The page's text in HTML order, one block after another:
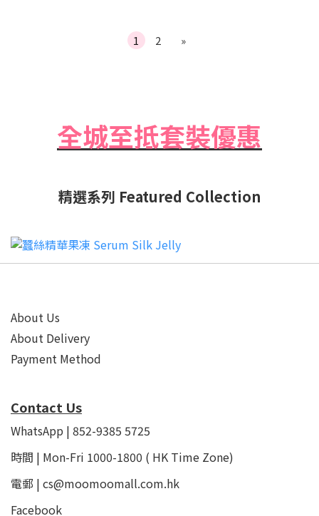
1 2 »
全城至抵套裝優惠
精選系列 Featured Collection
About Us
About Delivery
Payment Method
Contact Us
WhatsApp | 852-9385 5725
時間 | Mon-Fri 1000-1800 ( HK Time Zone)
電郵 | cs@moomoomall.com.hk
Facebook